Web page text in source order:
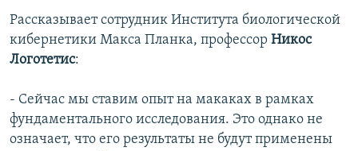
Рассказывает сотрудник Института биологической
кибернетики Макса Планка, профессор Никос
Логотетис:
- Сейчас мы ставим опыт на макаках в рамках
фундаментального исследования. Это однако не
означает, что его результаты не будут применены